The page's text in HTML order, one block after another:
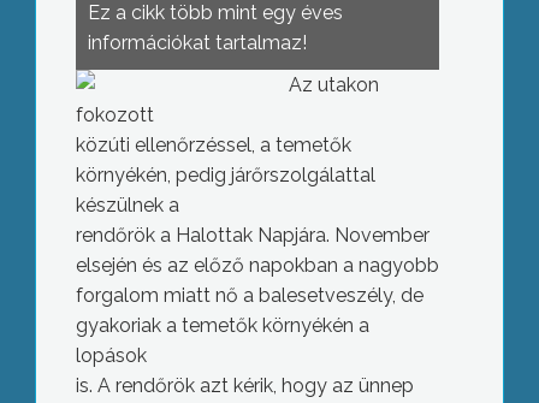
Ez a cikk több mint egy éves
információkat tartalmaz!
Az utakon
fokozott
közúti ellenőrzéssel, a temetők
környékén, pedig járőrszolgálattal
készülnek a
rendőrök a Halottak Napjára. November
elsején és az előző napokban a nagyobb
forgalom miatt nő a balesetveszély, de
gyakoriak a temetők környékén a
lopások
is. A rendőrök azt kérik, hogy az ünnep